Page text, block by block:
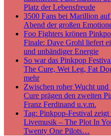
Platz der Lebensfreude
3500 Fans bei Marillion
Abend der großen
Foo Fighters krönen
Finale: Dave Grohl liefert
und unbändiger Energie
So war das Pinkpop
The Cure, Wet Leg, Fat
mehr
Zwischen roher Wucht
Cure prägen den zweiten
Franz Ferdinand u.v.m.
Tag: Pinkpop-Festival
Livemusik – The Plot In
Twenty One Pilots…